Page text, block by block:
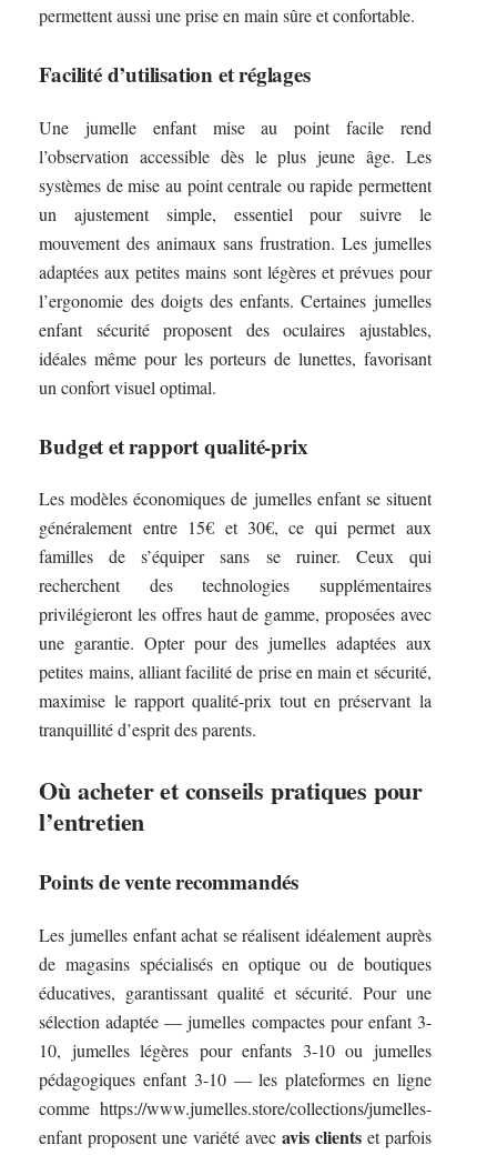
permettent aussi une prise en main sûre et confortable.
Facilité d’utilisation et réglages
Une jumelle enfant mise au point facile rend
l’observation accessible dès le plus jeune âge. Les
systèmes de mise au point centrale ou rapide permettent
un ajustement simple, essentiel pour suivre le
mouvement des animaux sans frustration. Les jumelles
adaptées aux petites mains sont légères et prévues pour
l’ergonomie des doigts des enfants. Certaines jumelles
enfant sécurité proposent des oculaires ajustables,
idéales même pour les porteurs de lunettes, favorisant
un confort visuel optimal.
Budget et rapport qualité-prix
Les modèles économiques de jumelles enfant se situent
généralement entre 15€ et 30€, ce qui permet aux
familles de s’équiper sans se ruiner. Ceux qui
recherchent des technologies supplémentaires
privilégieront les offres haut de gamme, proposées avec
une garantie. Opter pour des jumelles adaptées aux
petites mains, alliant facilité de prise en main et sécurité,
maximise le rapport qualité-prix tout en préservant la
tranquillité d’esprit des parents.
Où acheter et conseils pratiques pour
l’entretien
Points de vente recommandés
Les jumelles enfant achat se réalisent idéalement auprès
de magasins spécialisés en optique ou de boutiques
éducatives, garantissant qualité et sécurité. Pour une
sélection adaptée — jumelles compactes pour enfant 3-
10, jumelles légères pour enfants 3-10 ou jumelles
pédagogiques enfant 3-10 — les plateformes en ligne
comme https://www.jumelles.store/collections/jumelles-
enfant proposent une variété avec avis clientset parfois